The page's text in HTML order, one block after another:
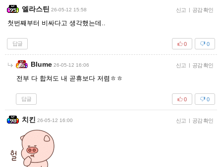
엘라스틴 26-05-12 15:58 신고 | 공감 확인
첫번째부터 비싸다고 생각했는데..
답글 0
0
Blume 26-05-12 16:06 신고 | 공감 확인
전부 다 합쳐도 내 곧휴보다 저렴ㅎㅎ
답글 0
0
치킨 26-05-12 16:00 신고 | 공감 확인